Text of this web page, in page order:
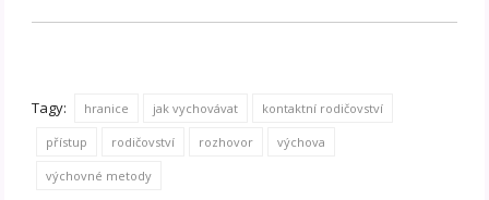
Tagy: hranice jak vychovávat kontaktní rodičovství
přístup rodičovství rozhovor výchova
výchovné metody